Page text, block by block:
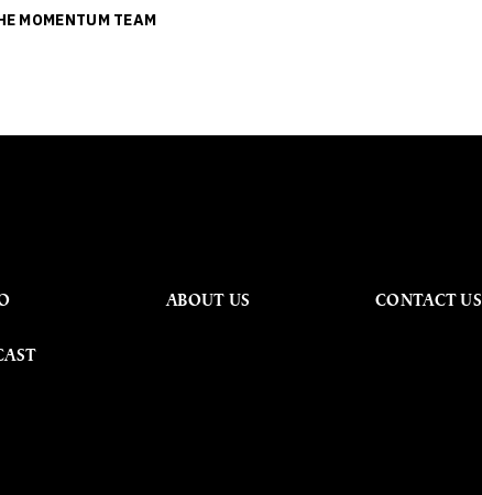
MOMENTUM TEAM
ABOUT US CONTACT US